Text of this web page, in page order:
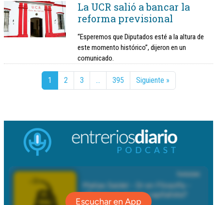
La UCR salió a bancar la
reforma previsional
“Esperemos que Diputados esté a la altura de
este momento histórico”, dijeron en un
comunicado.
1 2 3 … 395 Siguiente »